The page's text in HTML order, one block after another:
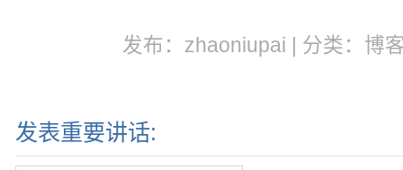
发布：zhaoniupai | 分类：博
发表重要讲话: